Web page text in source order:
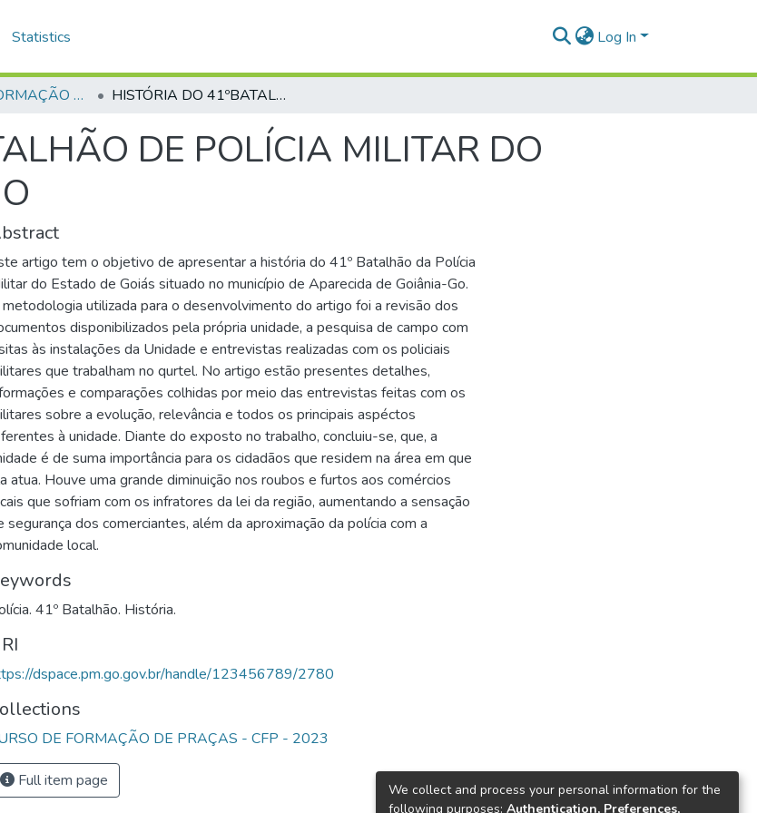
Statistics Log In
CURSO DE FORMAÇÃO DE PRAÇAS - CFP - 2023 HISTÓRIA DO 41ºBATALHÃO DE POLÍCIA MILITAR DO ESTADO DE GOIÁS-GO
DE POLÍCIA MILITAR DO
artigo tem o objetivo de apresentar a história do 41º Batalhão da Polícia
do Estado de Goiás situado no município de Aparecida de Goiânia-Go.
utilizada para o desenvolvimento do artigo foi a revisão dos
disponibilizados pela própria unidade, a pesquisa de campo com
às instalações da Unidade e entrevistas realizadas com os policiais
que trabalham no qurtel. No artigo estão presentes detalhes,
e comparações colhidas por meio das entrevistas feitas com os
sobre a evolução, relevância e todos os principais aspéctos
à unidade. Diante do exposto no trabalho, concluiu-se, que, a
é de suma importância para os cidadãos que residem na área em que
atua. Houve uma grande diminuição nos roubos e furtos aos comércios
que sofriam com os infratores da lei da região, aumentando a sensação
segurança dos comerciantes, além da aproximação da polícia com a
local.
41º Batalhão. História.
dspace.pm.go.gov.br/handle/123456789/2780
DE FORMAÇÃO DE PRAÇAS - CFP - 2023
Full item page
We collect and process your personal information for the
following purposes: Authentication, Preferences,